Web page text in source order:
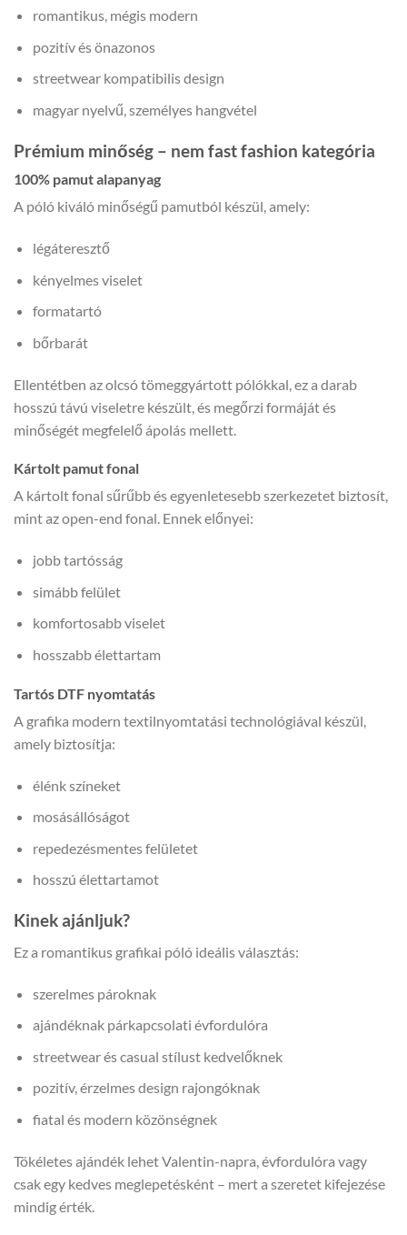
romantikus, mégis modern
pozitív és önazonos
streetwear kompatibilis design
magyar nyelvű, személyes hangvétel
Prémium minőség – nem fast fashion kategória
100% pamut alapanyag
A póló kiváló minőségű pamutból készül, amely:
légáteresztő
kényelmes viselet
formatartó
bőrbarát
Ellentétben az olcsó tömeggyártott pólókkal, ez a darab
hosszú távú viseletre készült, és megőrzi formáját és
minőségét megfelelő ápolás mellett.
Kártolt pamut fonal
A kártolt fonal sűrűbb és egyenletesebb szerkezetet biztosít,
mint az open-end fonal. Ennek előnyei:
jobb tartósság
simább felület
komfortosabb viselet
hosszabb élettartam
Tartós DTF nyomtatás
A grafika modern textilnyomtatási technológiával készül,
amely biztosítja:
élénk színeket
mosásállóságot
repedezésmentes felületet
hosszú élettartamot
Kinek ajánljuk?
Ez a romantikus grafikai póló ideális választás:
szerelmes pároknak
ajándéknak párkapcsolati évfordulóra
streetwear és casual stílust kedvelőknek
pozitív, érzelmes design rajongóknak
fiatal és modern közönségnek
Tökéletes ajándék lehet Valentin-napra, évfordulóra vagy
csak egy kedves meglepetésként – mert a szeretet kifejezése
mindig érték.